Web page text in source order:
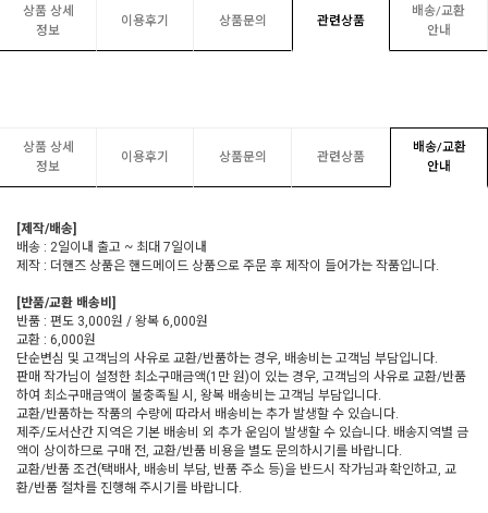
상품 상세
정보
이용후기 상품문의 관련상품
배송/교환
안내
상품 상세
정보
이용후기 상품문의 관련상품
배송/교환
안내
[제작/배송]
배송 : 2일이내 출고 ~ 최대 7일이내
제작 : 더핸즈 상품은 핸드메이드 상품으로 주문 후 제작이 들어가는 작품입니다.
[반품/교환 배송비]
반품 : 편도 3,000원 / 왕복 6,000원
교환 : 6,000원
단순변심 및 고객님의 사유로 교환/반품하는 경우, 배송비는 고객님 부담입니다.
판매 작가님이 설정한 최소구매금액(1만 원)이 있는 경우, 고객님의 사유로 교환/반품
하여 최소구매금액이 불충족될 시, 왕복 배송비는 고객님 부담입니다.
교환/반품하는 작품의 수량에 따라서 배송비는 추가 발생할 수 있습니다.
제주/도서산간 지역은 기본 배송비 외 추가 운임이 발생할 수 있습니다. 배송지역별 금
액이 상이하므로 구매 전, 교환/반품 비용을 별도 문의하시기를 바랍니다.
교환/반품 조건(택배사, 배송비 부담, 반품 주소 등)을 반드시 작가님과 확인하고, 교
환/반품 절차를 진행해 주시기를 바랍니다.